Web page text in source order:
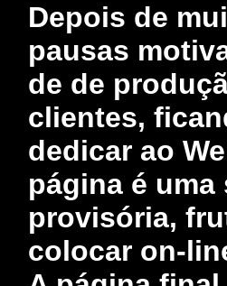
Depois de
pausas
de de
clientes,
dedicar ao
página é
provisória,
colocar on-